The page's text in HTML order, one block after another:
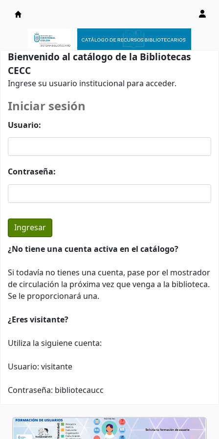
Catálogo en línea
Bienvenido al catálogo de la Bibliotecas
CECC
Ingrese su usuario institucional para acceder.
Iniciar sesión
Usuario:
Contraseña:
¿No tiene una cuenta activa en el catálogo?
Si todavía no tienes una cuenta, pase por el mostrador
de circulación la próxima vez que venga a la biblioteca.
Se le proporcionará una.
¿Eres visitante?
Utiliza la siguiene cuenta:
Usuario: visitante
Contraseña: bibliotecaucc